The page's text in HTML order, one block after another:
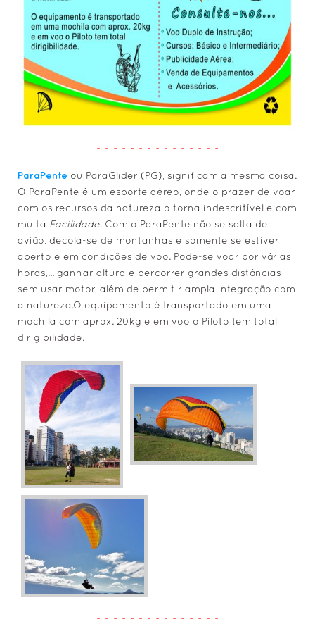
• O que é Pontuação OLC ?
• O Voo Livre, é Livre ?
• A Arte de Voar e Velejar
• Fabricantes > Asas Parapente e ParaMotor
• Fabricantes > Estrutura ParaMotor & ParaTrike
• Fabricantes > Acessórios e Instrumentos
• Revisão Geral > Reservas
• Lançamento de Reserva
Emergência)
• Tutorial > ICOM / IC-V 86 - Configs Básicas
• Previsão do Tempo & Mapas
• Links Diversos
• Resinagem em Asas Flexíveis
CONTATO
• Contato via WhatsApp
• E-Mail
• Redes Sociais
• Mapa Localização > Rampa
• Mapa Localização > Pouso
- - - - - - - - - - - - - - -
ParaPente ou ParaGlider (PG), significam a mesma coisa.
O ParaPente é um esporte aéreo, onde o prazer de voar
com os recursos da natureza o torna indescritível e com
muita Facilidade. Com o ParaPente não se salta de
avião, decola-se de montanhas e somente se estiver
aberto e em condições de voo. Pode-se voar por várias
horas,... ganhar altura e percorrer grandes distâncias
sem usar motor, além de permitir ampla integração com
a natureza.O equipamento é transportado em uma
mochila com aprox. 20kg e em voo o Piloto tem total
dirigibilidade.
- - - - - - - - - - - - - - -